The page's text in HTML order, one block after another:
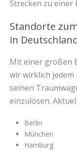
Strecken zu einer
Standorte
in
Mit einer großen
wir wirklich jedem
seinen
einzulösen.
Berlin
München
Hamburg